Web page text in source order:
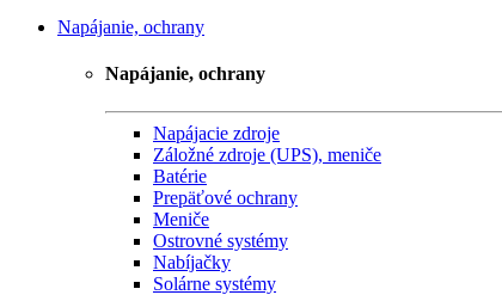
Napájanie, ochrany
Napájanie, ochrany
Napájacie zdroje
Záložné zdroje (UPS), meniče
Batérie
Prepäťové ochrany
Meniče
Ostrovné systémy
Nabíjačky
Solárne systémy